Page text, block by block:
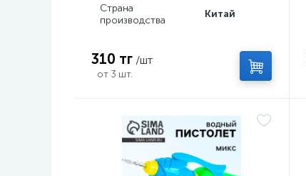
Страна
производства
Китай
310 тг /шт
от 3 шт.